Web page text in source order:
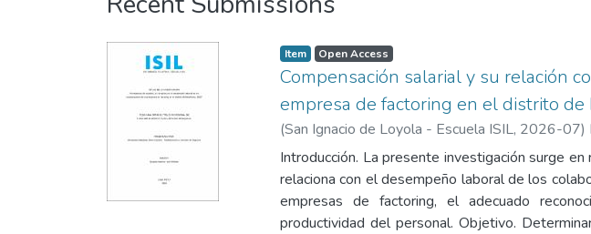
Item type:
Item, Access status:
Open Access
Compensación salarial y su relación
empresa de factoring en el distrito de
(San Ignacio de Loyola - Escuela ISIL, 2026-07)
Introducción. La presente investigación surge
relaciona con el desempeño laboral de los
empresas de factoring, el adecuado
productividad del personal. Objetivo.